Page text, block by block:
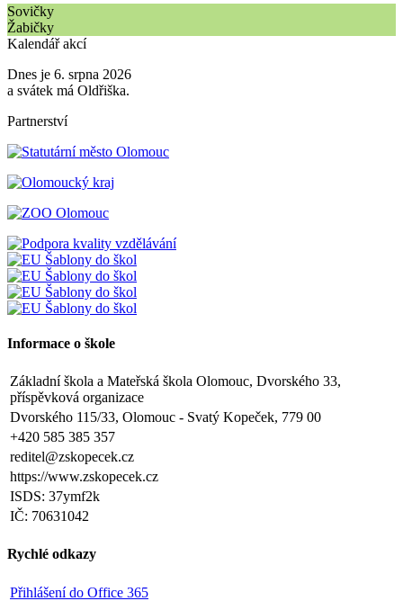
Sovičky
Žabičky
Kalendář akcí
Dnes je 6. srpna 2026
a svátek má Oldřiška.
Partnerství
Informace o škole
Základní škola a Mateřská škola Olomouc, Dvorského 33,
příspěvková organizace
Dvorského 115/33, Olomouc - Svatý Kopeček, 779 00
+420 585 385 357
reditel@zskopecek.cz
https://www.zskopecek.cz
ISDS: 37ymf2k
IČ: 70631042
Rychlé odkazy
Přihlášení do Office 365